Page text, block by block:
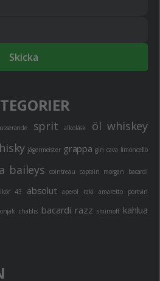
Skicka
sprit alkoläsk öl whiskey
jägermeister grappa gin cava limoncello
baileys cointreau captain morgan bacardi
43 absolut aperol raki amaretto portvin
chablis bacardi razz smirnoff kahlua